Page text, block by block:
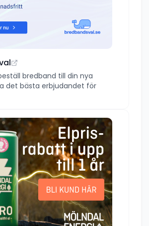
bredband till din nya
det bästa erbjudandet för